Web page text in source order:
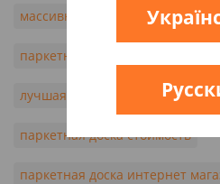
массивная доска одесса
паркетная доска купить
лучшая паркетная доска
паркетная доска стоимость
паркетная доска интернет